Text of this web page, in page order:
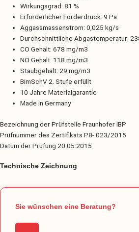
Wirkungsgrad: 81 %
Erforderlicher Förderdruck: 9 Pa
Aggassmassenstrom: 0,025 kg/s
Durchschnittliche Abgastemperatur:
CO Gehalt: 678 mg/m3
NO Gehalt: 118 mg/m3
Staubgehalt: 29 mg/m3
BimSchV 2. Stufe erfüllt
10 Jahre Materialgarantie
Made in Germany
Bezeichnung der Prüfstelle Fraunhofer IBP
Prüfnummer des Zertifikats P8- 023/2015
Datum der Prüfung 20.05.2015
Technische Zeichnung
Sie wünschen eine Beratung?